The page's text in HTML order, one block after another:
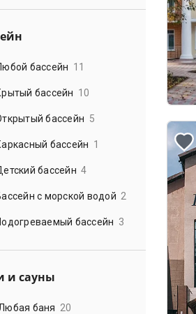
бассейн 11
бассейн 10
бассейн 5
бассейн 1
бассейн 4
с морской водой 2
бассейн 3
и сауны
баня 20